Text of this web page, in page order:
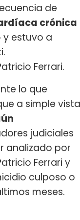
de
crónica
y estuvo a
Ferrari.
lo que
a simple vista
judiciales
analizado por
Ferrari y
culposo o
meses.